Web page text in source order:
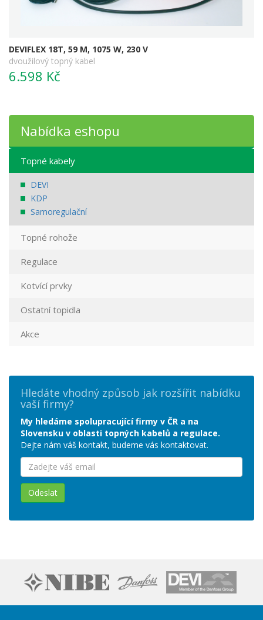
DEVIFLEX 18T, 59 M, 1075 W, 230 V
dvoužilový topný kabel
6.598 Kč
Nabídka eshopu
Topné kabely
DEVI
KDP
Samoregulační
Topné rohože
Regulace
Kotvící prvky
Ostatní topidla
Akce
Hledáte vhodný způsob jak rozšířit nabídku
vaší firmy?
My hledáme spolupracující firmy v ČR a na
Slovensku v oblasti topných kabelů a regulace.
Dejte nám váš kontakt, budeme vás kontaktovat.
Odeslat